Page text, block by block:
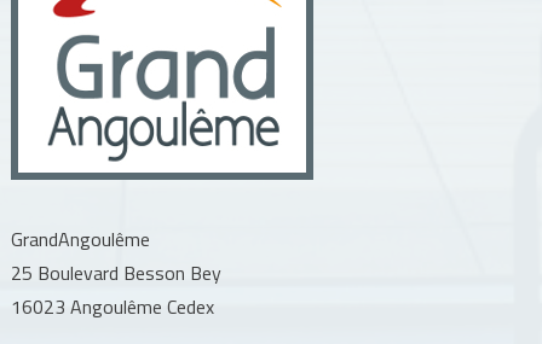
GrandAngoulême
25 Boulevard Besson Bey
16023 Angoulême Cedex